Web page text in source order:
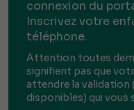
connexion du
Inscrivez votre
téléphone.
Attention toutes
signifient pas que
attendre la validation
disponibles) qui vous